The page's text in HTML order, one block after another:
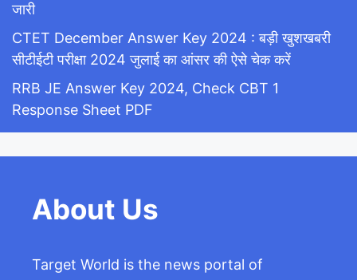
जारी
CTET December Answer Key 2024 : बड़ी खुशखबरी
सीटीईटी परीक्षा 2024 जुलाई का आंसर की ऐसे चेक करें
RRB JE Answer Key 2024, Check CBT 1
Response Sheet PDF
About Us
Target World is the news portal of